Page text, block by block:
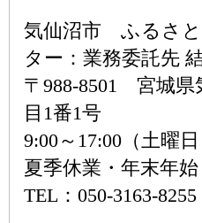
気仙沼市 ふるさと
ター：業務委託先
〒988-8501 宮城県
目1番1号
9:00～17:00（土曜
夏季休業・年末年始
TEL：050-3163-8255